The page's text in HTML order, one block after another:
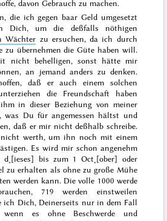
davonGebrauch zu machen.
die ich gegen baar Geld umgesetzt
Dich, um die deßfalls nöthigen
Wächter zu ersuchen, da ich durch
zu übernehmen die Güte haben will.
nicht behelligen, sonst hätte mir
an jemand anders zu denken.
daß er auch einem solchen
die Freundschaft haben
in dieser Beziehung von meiner
was Du für angemessen hältst und
daß er mir nicht deßhalb schreibe.
nicht werth, um ihn noch mit einem
Es wird mir schon angenehm
d˖[ieses] bis zum 1 Oct˖[ober] oder
zu erhalten als ohne zu große Mühe
werden kann. Die volle 1000 werde
719 werden einstweilen
Dich, Deinerseits nurin dem Fall
wenn es ohne Beschwerde und